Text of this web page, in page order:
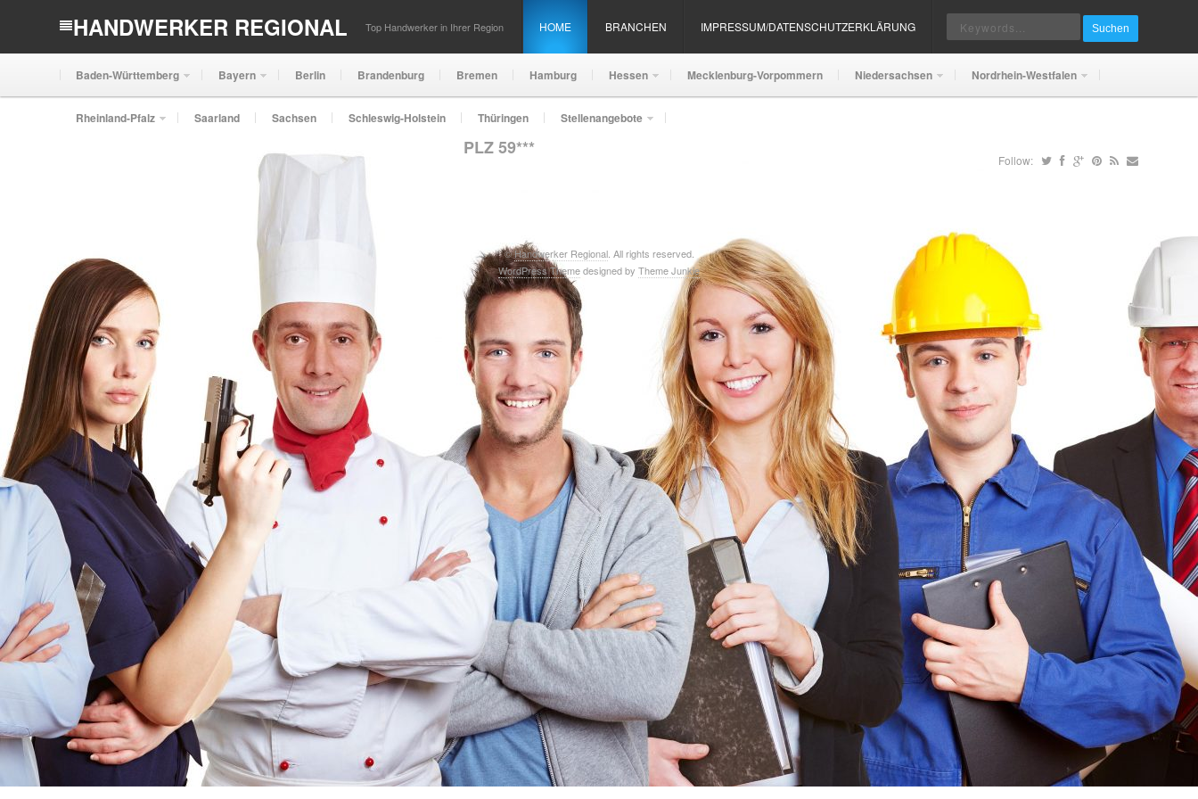
HANDWERKER REGIONAL Top Handwerker in Ihrer Region HOME BRANCHEN IMPRESSUM/DATENSCHUTZERKLÄRUNG Suchen
Baden-Württemberg Bayern Berlin Brandenburg Bremen Hamburg Hessen Mecklenburg-Vorpommern Niedersachsen Nordrhein-Westfalen
Rheinland-Pfalz Saarland Sachsen Schleswig-Holstein Thüringen Stellenangebote
Follow:
PLZ 59***
©Handwerker Regional. All rights reserved.
WordPress Themedesigned by Theme Junkie